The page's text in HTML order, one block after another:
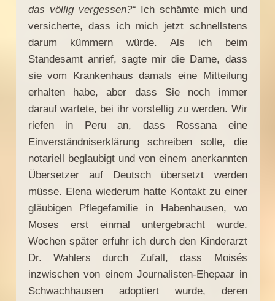
das völlig vergessen?“Ich schämte mich und
versicherte, dass ich mich jetzt schnellstens
darum kümmern würde. Als ich beim
Standesamt anrief, sagte mir die Dame, dass
sie vom Krankenhaus damals eine Mitteilung
erhalten habe, aber dass Sie noch immer
darauf wartete, bei ihr vorstellig zu werden. Wir
riefen in Peru an, dass Rossana eine
Einverständniserklärung schreiben solle, die
notariell beglaubigt und von einem anerkannten
Übersetzer auf Deutsch übersetzt werden
müsse. Elena wiederum hatte Kontakt zu einer
gläubigen Pflegefamilie in Habenhausen, wo
Moses erst einmal untergebracht wurde.
Wochen später erfuhr ich durch den Kinderarzt
Dr. Wahlers durch Zufall, dass Moisés
inzwischen von einem Journalisten-Ehepaar in
Schwachhausen adoptiert wurde, deren